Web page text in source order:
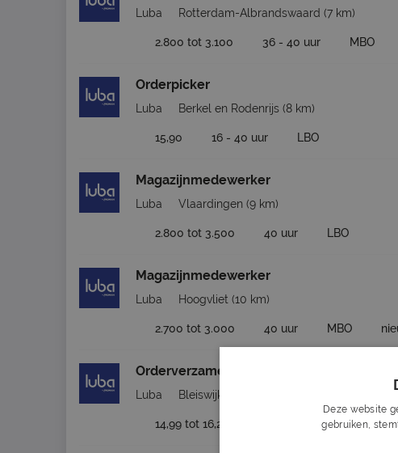
Luba Rotterdam-Albrandswaard (7 km)
2.800 tot 3.100 36 - 40 uur MBO
Orderpicker
Luba Berkel en Rodenrijs (8 km)
15,90 16 - 40 uur LBO
Magazijnmedewerker
Luba Vlaardingen (9 km)
2.800 tot 3.500 40 uur LBO
Magazijnmedewerker
Luba Hoogvliet (10 km)
2.700 tot 3.000 40 uur MBO
Orderverzamelaar
Luba Bleiswijk
14,99 tot 16,20 LBO
Deze website
gebruiken,